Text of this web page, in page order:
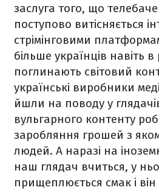
заслуга того, що
поступово витісняється
стрімінговими
більше українців навіть в
поглинають світовий
українські виробники
йшли на поводу у
вульгарного контенту
заробляння грошей з
людей. А наразі на
наш глядач вчиться, у
прищеплюється смак і